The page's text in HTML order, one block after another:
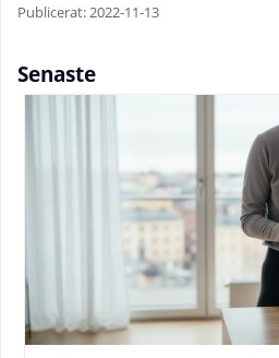
Publicerat: 2022-11-13
Senaste